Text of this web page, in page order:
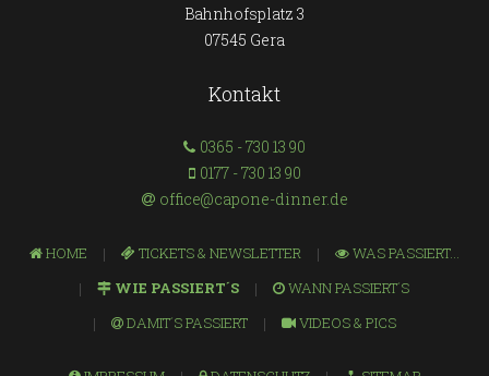
Bahnhofsplatz 3
07545 Gera
Kontakt
0365 - 730 13 90
0177 - 730 13 90
office@capone-dinner.de
HOME TICKETS & NEWSLETTER
WAS PASSIERT...
WIE PASSIERT´S
WANN PASSIERT´S
DAMIT´S PASSIERT
VIDEOS & PICS